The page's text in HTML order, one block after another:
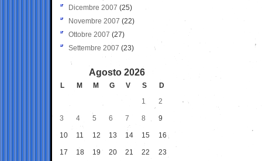
Dicembre 2007 (25)
Novembre 2007 (22)
Ottobre 2007 (27)
Settembre 2007 (23)
Agosto 2026
L M M G V S
D
1
2
3 4 5 6 7 8 9
10 11 12 13 14 15 16
17 18 19 20 21 22 23